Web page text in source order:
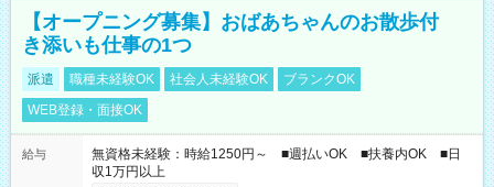
【オープニング募集】おばあちゃんのお散歩付
き添いも仕事の1つ
派遣 職種未経験OK 社会人未経験OK
ブランクOK
WEB登録・面接OK
給与
無資格未経験：時給1250円～ ■週払いOK ■扶養内OK ■日
収1万円以上